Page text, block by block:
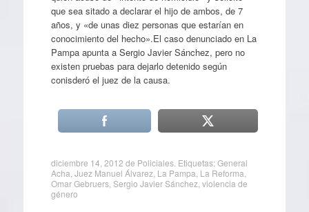
que sea sitado a declarar el hijo de ambos, de 7
años, y «de unas diez personas que estarían en
conocimiento del hecho».El caso denunciado en La
Pampa apunta a Sergio Javier Sánchez, pero no
existen pruebas para dejarlo detenido según
conisderó el juez de la causa.
diciembre 14, 2012 de Policiales. Etiquetas:General
Acha Juez Manuel Álvarez, La Pampa La Reforma
Omar Gebruers, Sergio Javier Sánchez, violencia de
género